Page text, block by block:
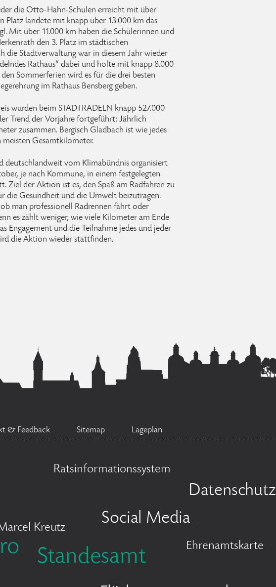
die Otto-Hahn-Schulen erreicht mit über
Platz landete mit knapp über 13.000 km das
Mit über 11.000 km haben die Schülerinnen und
den 3. Platz im städtischen
die Stadtverwaltung war in diesem Jahr wieder
Rathaus“ dabei und holte mit knapp 8.000
Sommerferien wird es für die drei besten
im Rathaus Bensberg geben.
wurden beim STADTRADELN knapp 527.000
Trend der Vorjahre fortgeführt: Jährlich
zusammen. Bergisch Gladbach ist wie jedes
Gesamtkilometer.
deutschlandweit vom Klimabündnis organisiert
je nach Kommune, in einem festgelegten
Ziel der Aktion ist es, den Spaß am Radfahren zu
die Gesundheit und die Umwelt beizutragen.
man professionell Radrennen fährt oder
es zählt weniger, wie viele Kilometer am Ende
Engagement und die Teilnahme jedes und jeder
die Aktion wieder stattfinden.
& Feedback Sitemap Lageplan
Ratsinformationssystem
Datenschutz
Kreutz
Social Media
Standesamt Ehrenamtskarte